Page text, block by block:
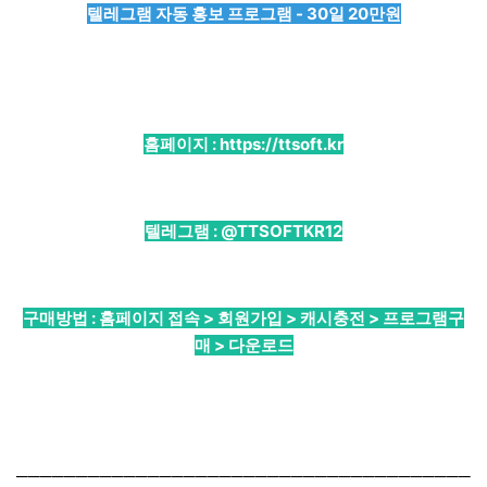
텔레그램 자동 홍보 프로그램 - 30일 20만원
홈페이지 :https://ttsoft.kr
텔레그램 : @TTSOFTKR12
구매방법 : 홈페이지 접속 > 회원가입 > 캐시충전 > 프로그램구
매 > 다운로드
──────────────────────────────────────